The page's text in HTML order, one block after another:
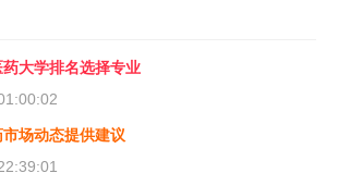
大学排名选择专业
场动态提供建议